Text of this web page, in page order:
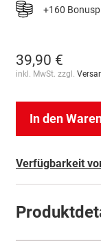
+160
39,90 €
inkl. MwSt. zzgl.
In den
Verfügbarkeit